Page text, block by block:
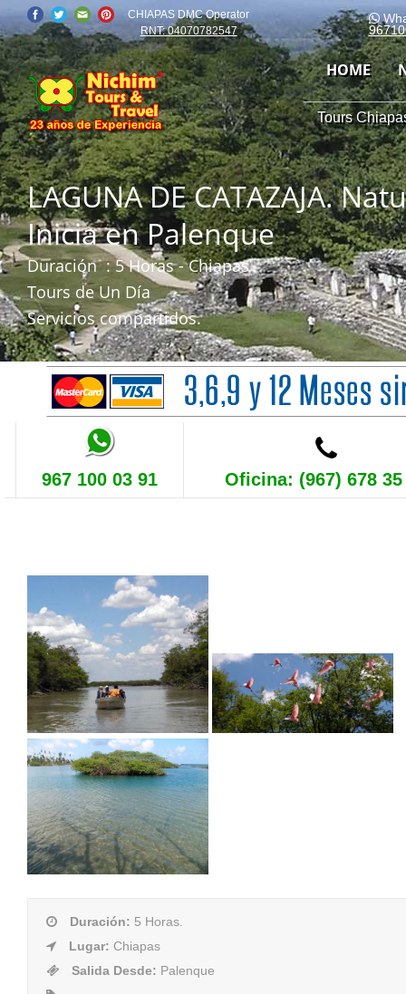
CHIAPAS DMC Operator
RNT: 04070782547
HOME
Tours
LAGUNA DE CATAZAJA.
Inicia en Palenque
Duración : 5 Horas - Chiapas
Tours de Un Día
Servicios compartidos.
967 100 03 91 Oficina: (967) 678 35
Duración: 5 Horas.
Lugar: Chiapas
Salida Desde: Palenque